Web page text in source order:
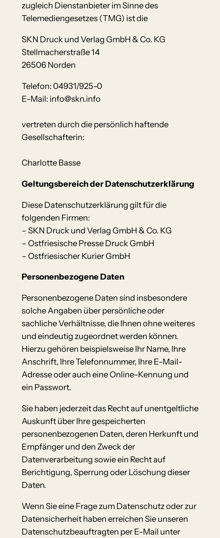
zugleich Dienstanbieter im Sinne des
Telemediengesetzes (TMG) ist die
SKN Druck und Verlag GmbH & Co. KG
Stellmacherstraße 14
26506 Norden
Telefon: 04931/925-0
E-Mail: info@skn.info
vertreten durch die persönlich haftende
Gesellschafterin:
Charlotte Basse
Geltungsbereich der Datenschutzerklärung
Diese Datenschutzerklärung gilt für die
folgenden Firmen:
– SKN Druck und Verlag GmbH & Co. KG
– Ostfriesische Presse Druck GmbH
– Ostfriesischer Kurier GmbH
Personenbezogene Daten
Personenbezogene Daten sind insbesondere
solche Angaben über persönliche oder
sachliche Verhältnisse, die Ihnen ohne weiteres
und eindeutig zugeordnet werden können.
Hierzu gehören beispielsweise Ihr Name, Ihre
Anschrift, Ihre Telefonnummer, Ihre E-Mail-
Adresse oder auch eine Online-Kennung und
ein Passwort.
Sie haben jederzeit das Recht auf unentgeltliche
Auskunft über Ihre gespeicherten
personenbezogenen Daten, deren Herkunft und
Empfänger und den Zweck der
Datenverarbeitung sowie ein Recht auf
Berichtigung, Sperrung oder Löschung dieser
Daten.
Wenn Sie eine Frage zum Datenschutz oder zur
Datensicherheit haben erreichen Sie unseren
Datenschutzbeauftragten per E-Mail unter